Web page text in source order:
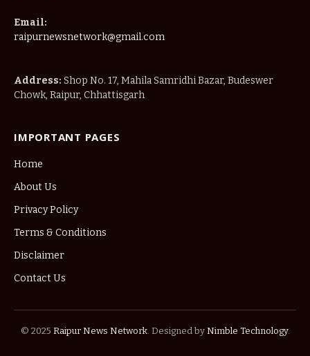
Email:
raipurnewsnetwork@gmail.com
Address: Shop No. 17, Mahila Samridhi Bazar, Budeswer
Chowk, Raipur, Chhattisgarh
IMPORTANT PAGES
Home
About Us
Privacy Policy
Terms & Conditions
Disclaimer
Contact Us
© 2025 Raipur News Network. Designed by Nimble Technology.